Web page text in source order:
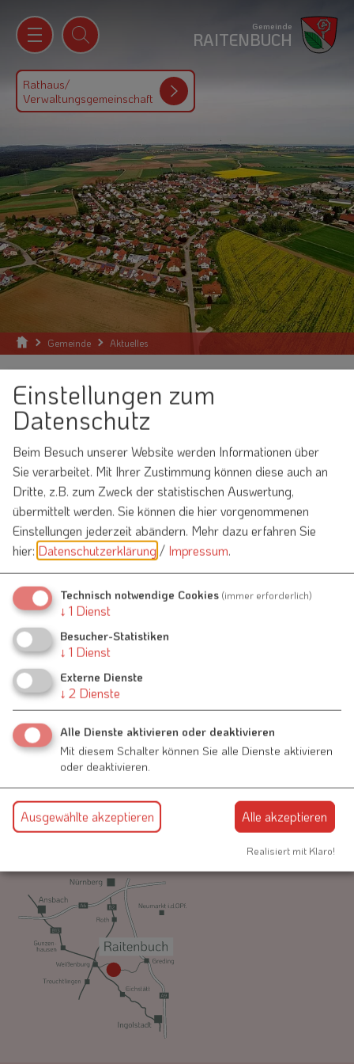
Gemeinde
RAITENBUCH
Rathaus/
Verwaltungsgemeinschaft
Gemeinde Aktuelles
Neues Katastrophenschutzmodul
in der Heimat-Info App
07. November 2024
Info Katastrophenschutzwarnfunktion VG Nennslingen
Kontakt
Schmiedgasse 1
91790 Nennslingen
09147-9411-0
info@vg-nennslingen.de
Einstellungen zum
Datenschutz
Beim Besuch unserer Website werden Informationen über
Sie verarbeitet. Mit Ihrer Zustimmung können diese auch an
Dritte, z.B. zum Zweck der statistischen Auswertung,
übermittelt werden. Sie können die hier vorgenommenen
Einstellungen jederzeit abändern. Mehr dazu erfahren Sie
hier: Datenschutzerklärung/ Impressum.
Technisch notwendige Cookies (immer erforderlich)
↓ 1 Dienst
Besucher-Statistiken
↓ 1 Dienst
Externe Dienste
↓ 2 Dienste
Alle Dienste aktivieren oder deaktivieren
Mit diesem Schalter können Sie alle Dienste aktivieren
oder deaktivieren.
Ausgewählte akzeptieren Alle akzeptieren
Realisiert mit Klaro!